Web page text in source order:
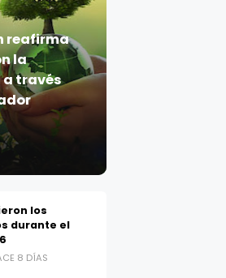
reafirma
la
través
los
durante el
8 DÍAS